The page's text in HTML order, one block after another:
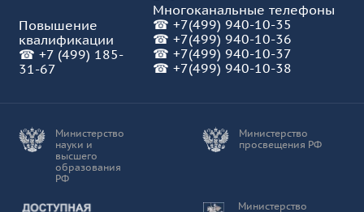
Многоканальные телефоны
☎ +7(499) 940-10-35
☎ +7(499) 940-10-36
☎ +7(499) 940-10-37
☎ +7(499) 940-10-38
Повышение
квалификации
☎ +7 (499) 185-
31-67
Министерство
науки и
высшего
образования
РФ
Министерство
просвещения РФ
Министерство
Доступная среда